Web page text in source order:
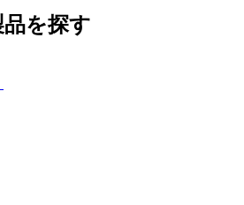
を探す